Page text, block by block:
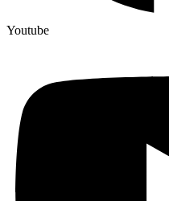
Youtube